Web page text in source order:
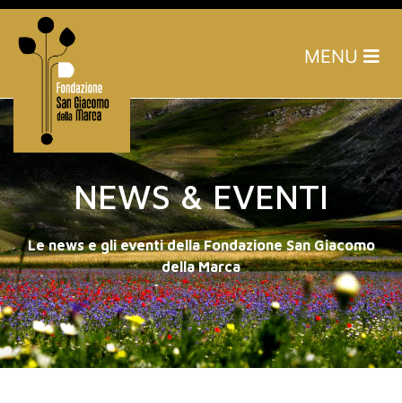
MENU
NEWS & EVENTI
Le news e gli eventi della Fondazione San Giacomo
della Marca